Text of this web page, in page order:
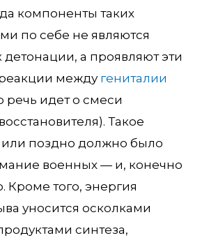
компоненты таких
по себе не являются
а проявляют эти
между гениталии
речь идет о смеси
Такое
поздно должно было
военных — и, конечно
Кроме того, энергия
уносится осколками
синтеза,